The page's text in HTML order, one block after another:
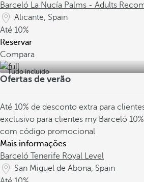
Barceló La Nucía Palms - Adults
Alicante, Spain
Até 10%
Reservar
Compara
Tudo incluído
Ofertas de verão
Até 10% de desconto extra para
exclusivo para clientes my Barceló
com código promocional
Mais informações
Barceló Tenerife Royal Level
San Miguel de Abona, Spain